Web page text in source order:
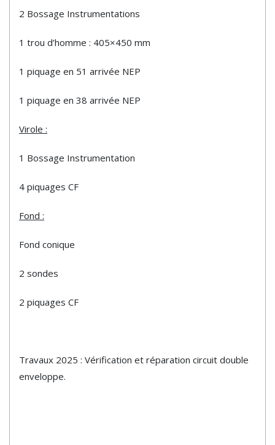
2 Bossage Instrumentations
1 trou d’homme : 405×450 mm
1 piquage en 51 arrivée NEP
1 piquage en 38 arrivée NEP
Virole :
1 Bossage Instrumentation
4 piquages CF
Fond :
Fond conique
2 sondes
2 piquages CF
Travaux 2025 : Vérification et réparation circuit double
enveloppe.